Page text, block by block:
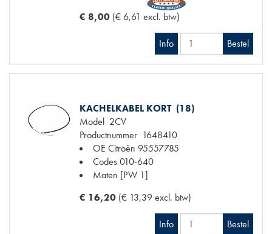
€ 8,00 (€ 6,61 excl. btw)
Info Bestel
KACHELKABEL KORT (18)
Model 2CV
Productnummer 1648410
OE Citroën 95557785
Codes010-640
Maten [PW 1]
€ 16,20 (€ 13,39 excl. btw)
Info Bestel